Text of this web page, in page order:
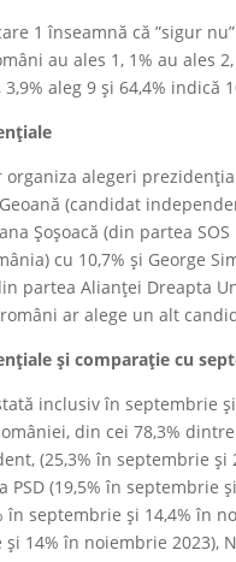
1 înseamnă că ”sigur
au ales 1, 1% au ales
3,9% aleg 9 și 64,4%
alegeri
(candidat
Șoșoacă (din partea
cu 10,7% și George
partea Alianței Dreapta
ar alege un alt
și comparație cu
inclusiv în septembrie
din cei 78,3%
(25,3% în septembrie
(19,5% în septembrie
în septembrie și 14,4% în
14% în noiembrie 2023),